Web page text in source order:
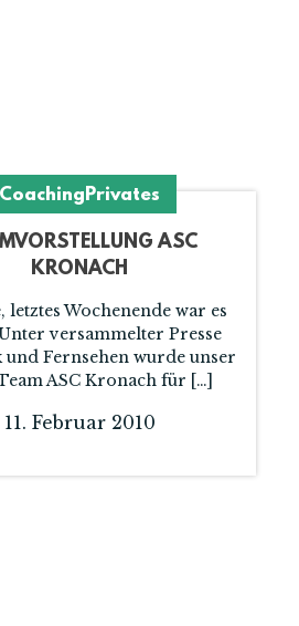
CoachingPrivates
ASC
KRONACH
letztes Wochenende war es
versammelter Presse
und Fernsehen wurde unser
ASC Kronach für […]
11. Februar 2010